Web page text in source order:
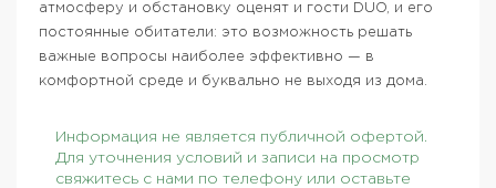
атмосферу и обстановку оценят и гости DUO, и его
постоянные обитатели: это возможность решать
важные вопросы наиболее эффективно — в
комфортной среде и буквально не выходя из дома.
Информация не является публичной офертой.
Для уточнения условий и записи на просмотр
свяжитесь с нами по телефону или оставьте